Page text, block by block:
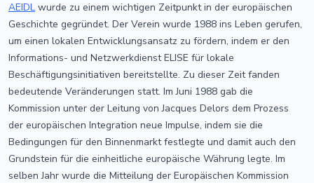
AEIDL wurde zu einem wichtigen Zeitpunkt in der europäischen
Geschichte gegründet. Der Verein wurde 1988 ins Leben gerufen,
um einen lokalen Entwicklungsansatz zu fördern, indem er den
Informations- und Netzwerkdienst ELISE für lokale
Beschäftigungsinitiativen bereitstellte. Zu dieser Zeit fanden
bedeutende Veränderungen statt. Im Juni 1988 gab die
Kommission unter der Leitung von Jacques Delors dem Prozess
der europäischen Integration neue Impulse, indem sie die
Bedingungen für den Binnenmarkt festlegte und damit auch den
Grundstein für die einheitliche europäische Währung legte. Im
selben Jahr wurde die Mitteilung der Europäischen Kommission